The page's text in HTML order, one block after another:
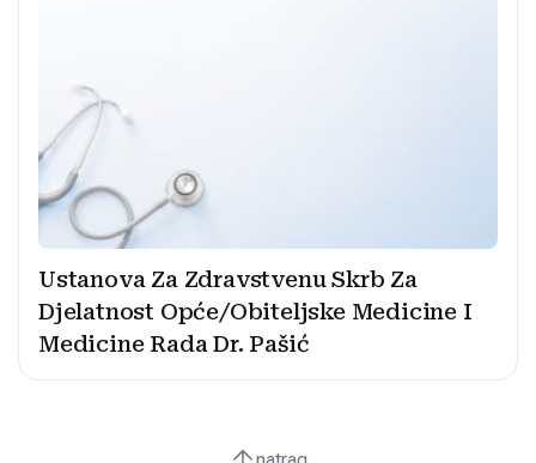
Ustanova Za Zdravstvenu Skrb Za
Djelatnost Opće/Obiteljske Medicine I
Medicine Rada Dr. Pašić